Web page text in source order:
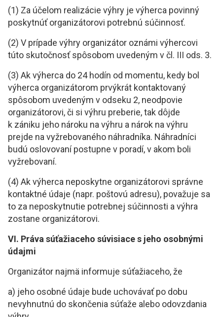
(1) Za účelom realizácie výhry je výherca povinný
poskytnúť organizátorovi potrebnú súčinnosť.
(2) V prípade výhry organizátor oznámi výhercovi
túto skutočnosť spôsobom uvedeným v čl. III ods. 3.
(3) Ak výherca do 24 hodín od momentu, kedy bol
výherca organizátorom prvýkrát kontaktovaný
spôsobom uvedeným v odseku 2, neodpovie
organizátorovi, či si výhru preberie, tak dôjde
k zániku jeho nároku na výhru a nárok na výhru
prejde na vyžrebovaného náhradníka. Náhradníci
budú oslovovaní postupne v poradí, v akom boli
vyžrebovaní.
(4) Ak výherca neposkytne organizátorovi správne
kontaktné údaje (napr. poštovú adresu), považuje sa
to za neposkytnutie potrebnej súčinnosti a výhra
zostane organizátorovi.
VI. Práva súťažiaceho súvisiace s jeho osobnými
údajmi
Organizátor najmä informuje súťažiaceho, že
a) jeho osobné údaje bude uchovávať po dobu
nevyhnutnú do skončenia súťaže alebo odovzdania